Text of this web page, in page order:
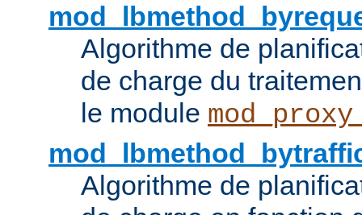
Algorithme de
de charge du
le module
Algorithme de